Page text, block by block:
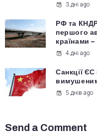
3 дні ago
РФ та
першого
країнами
4 дні ago
Санкції
5 днів ago
Send a Comment